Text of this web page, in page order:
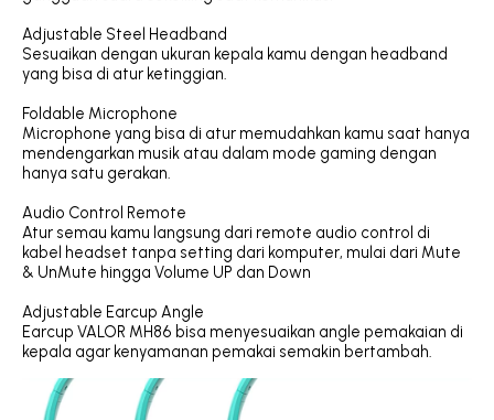
Adjustable Steel Headband
Sesuaikan dengan ukuran kepala kamu dengan headband
yang bisa di atur ketinggian.
Foldable Microphone
Microphone yang bisa di atur memudahkan kamu saat hanya
mendengarkan musik atau dalam mode gaming dengan
hanya satu gerakan.
Audio Control Remote
Atur semau kamu langsung dari remote audio control di
kabel headset tanpa setting dari komputer, mulai dari Mute
& UnMute hingga Volume UP dan Down
Adjustable Earcup Angle
Earcup VALOR MH86 bisa menyesuaikan angle pemakaian di
kepala agar kenyamanan pemakai semakin bertambah.